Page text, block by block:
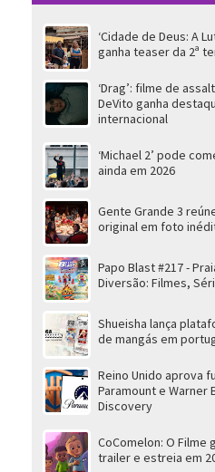
‘Cidade de Deus: A
ganha teaser da 2ª
‘Drag’: filme de
DeVito ganha
internacional
‘Michael 2’ pode
ainda em 2026
Gente Grande 3
original em foto
Papo Blast #217 -
Diversão: Filmes,
Shueisha lança
de mangás em
Reino Unido aprova
Paramount e Warner
Discovery
CoComelon: O Filme
trailer e estreia em